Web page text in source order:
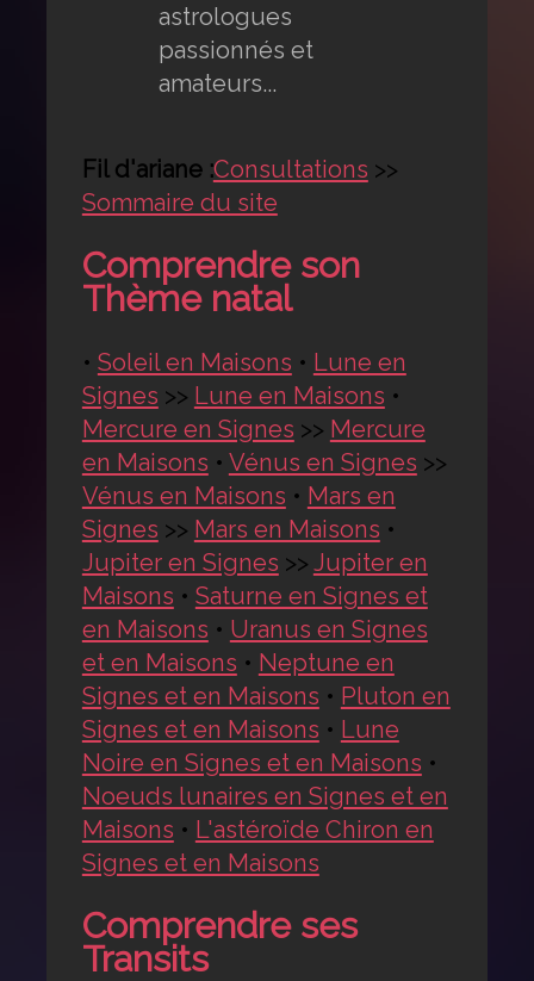
astrologues
passionnés et
amateurs...
Fil d'ariane :Consultations >>
Sommaire du site
Comprendre son
Thème natal
• Soleil en Maisons • Lune en
Signes >> Lune en Maisons •
Mercure en Signes >> Mercure
en Maisons • Vénus en Signes >>
Vénus en Maisons • Mars en
Signes >> Mars en Maisons •
Jupiter en Signes >> Jupiter en
Maisons • Saturne en Signes et
en Maisons • Uranus en Signes
et en Maisons • Neptune en
Signes et en Maisons • Pluton en
Signes et en Maisons • Lune
Noire en Signes et en Maisons •
Noeuds lunaires en Signes et en
Maisons • L'astéroïde Chiron en
Signes et en Maisons
Comprendre ses
Transits